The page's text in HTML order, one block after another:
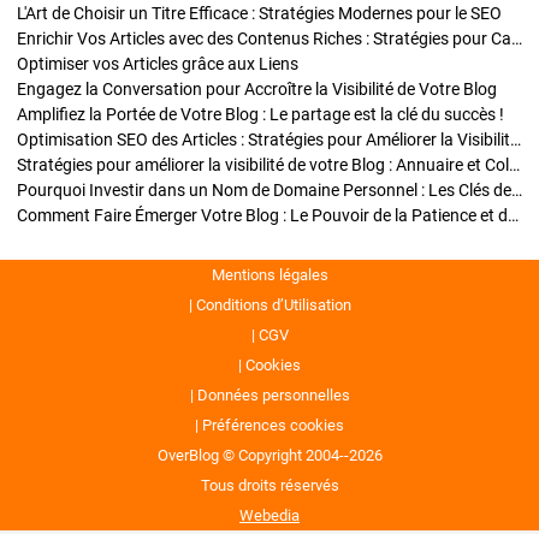
L'Art de Choisir un Titre Efficace : Stratégies Modernes pour le SEO
Enrichir Vos Articles avec des Contenus Riches : Stratégies pour Captiver et Optimiser
Optimiser vos Articles grâce aux Liens
Engagez la Conversation pour Accroître la Visibilité de Votre Blog
Amplifiez la Portée de Votre Blog : Le partage est la clé du succès !
Optimisation SEO des Articles : Stratégies pour Améliorer la Visibilité de Votre Blog
Stratégies pour améliorer la visibilité de votre Blog : Annuaire et Collaborations
Pourquoi Investir dans un Nom de Domaine Personnel : Les Clés de la Réussite de Votre Blog
Comment Faire Émerger Votre Blog : Le Pouvoir de la Patience et de la Persévérance
Mentions légales
Conditions d’Utilisation
CGV
Cookies
Données personnelles
Préférences cookies
OverBlog © Copyright 2004--2026
Tous droits réservés
Webedia